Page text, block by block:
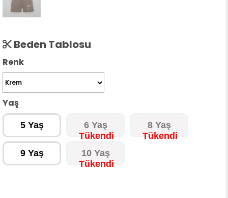
Beden Tablosu
Renk
Yaş
5 Yaş 6 Yaş 8 Yaş
9 Yaş 10 Yaş